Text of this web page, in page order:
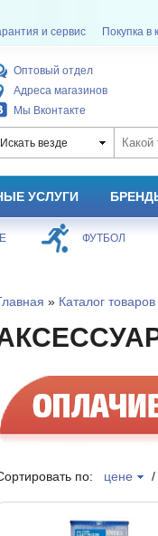
и сервис Покупка в
Оптовый отдел
Адреса магазинов
Мы Вконтакте
Искать везде
УСЛУГИ
ФУТБОЛ
» Каталог товаров
по: цене